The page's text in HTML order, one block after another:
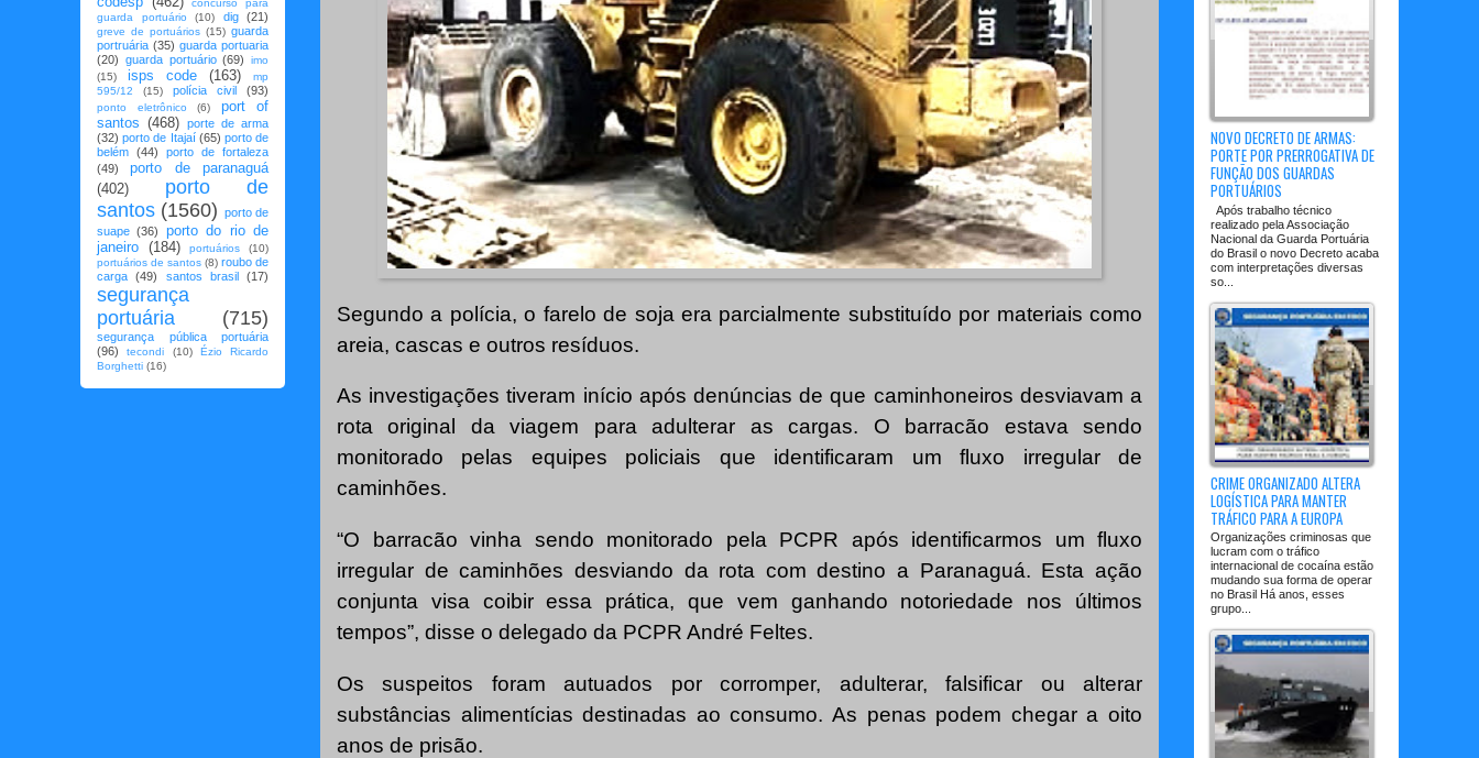
Segundo a polícia, o farelo de soja era parcialmente substituído por materiais como
areia, cascas e outros resíduos.
As investigações tiveram início após denúncias de que caminhoneiros desviavam a
rota original da viagem para adulterar as cargas. O barracão estava sendo
monitorado pelas equipes policiais que identificaram um fluxo irregular de
caminhões.
“O barracão vinha sendo monitorado pela PCPR após identificarmos um fluxo
irregular de caminhões desviando da rota com destino a Paranaguá. Esta ação
conjunta visa coibir essa prática, que vem ganhando notoriedade nos últimos
tempos”, disse o delegado da PCPR André Feltes.
Os suspeitos foram autuados por corromper, adulterar, falsificar ou alterar
substâncias alimentícias destinadas ao consumo. As penas podem chegar a oito
anos de prisão.
concurso para
guarda portuário
(10) dig (21)
greve de portuários (15) guarda
portruária (35) guarda portuaria
(20) guarda portuário (69)
imo
(15)
isps code (163)
mp
595/12
(15) polícia civil (93)
ponto eletrônico (6)
port of
santos (468) porte de arma
(32) porto de Itajaí (65) porto de
belém (44)
porto de fortaleza
(49)
porto de paranaguá
(402)
porto de
santos (1560) porto de
suape (36)
porto do rio de
janeiro (184) portuários
(10)
portuários de santos (8) roubo de
carga
(49) santos brasil (17)
segurança
portuária
(715)
segurança pública portuária
(96)
tecondi (10)
Ézio Ricardo
Borghetti (16)
NOVO DECRETO DE ARMAS:
PORTE POR PRERROGATIVA DE
FUNÇÃO DOS GUARDAS
PORTUÁRIOS
Após trabalho técnico
realizado pela Associação
Nacional da Guarda Portuária
do Brasil o novo Decreto acaba
com interpretações diversas
so...
CRIME ORGANIZADO ALTERA
LOGÍSTICA PARA MANTER
TRÁFICO PARA A EUROPA
Organizações criminosas que
lucram com o tráfico
internacional de cocaína estão
mudando sua forma de operar
no Brasil Há anos, esses
grupo...